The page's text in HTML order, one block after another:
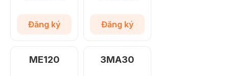
Đăng ký Đăng ký
ME120 3MA30